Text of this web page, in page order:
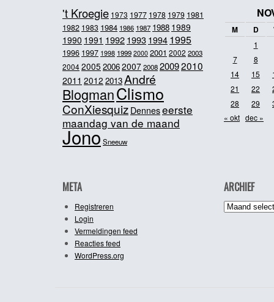
't Kroegie 1973 1977 1978 1979 1981
1982 1983 1984 1986 1987 1988 1989
1990 1991 19921993 1994 1995
1996 1997 1998 1999 2000 2001 2002 2003
20042005 20062007200820092010
2011 2012 2013André
BlogmanClismo
ConXiesquiz Denneseerste
maandag van de maand
JonoSneeuw
M D
1
7
8
14
15
21
22
28
29
« okt dec »
META
Registreren
Login
Vermeldingen feed
Reacties feed
WordPress.org
ARCHIEF
Archief